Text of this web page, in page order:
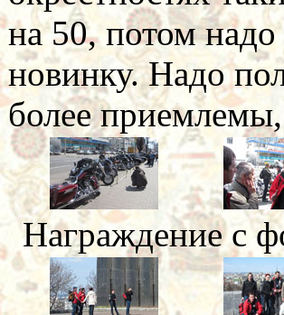
на 50, потом
новинку. Надо
более
Награждение с